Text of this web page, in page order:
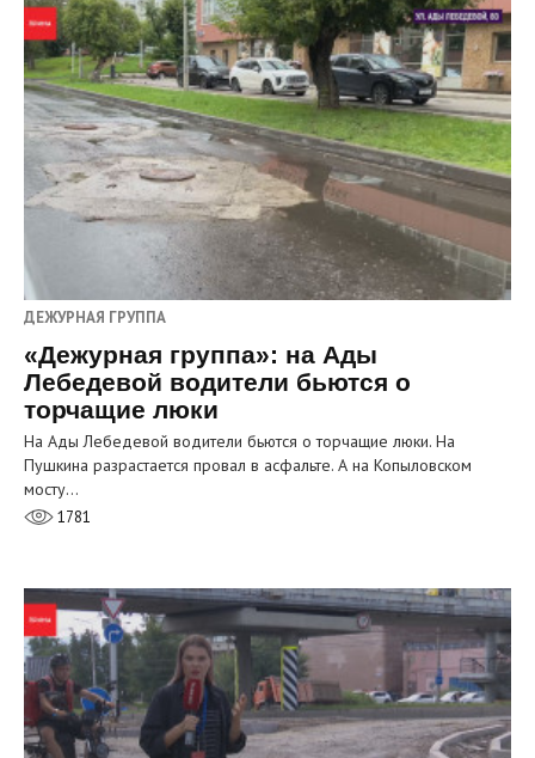
ДЕЖУРНАЯ ГРУППА
«Дежурная группа»: на Ады
Лебедевой водители бьются о
торчащие люки
На Ады Лебедевой водители бьются о торчащие люки. На
Пушкина разрастается провал в асфальте. А на Копыловском
мосту…
1781